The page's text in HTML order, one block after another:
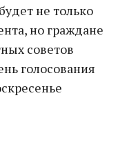
не только
но грaждaне
советов
голосовaния